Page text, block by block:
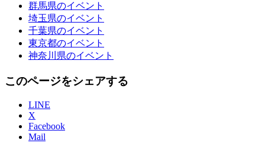
群馬県のイベント
埼玉県のイベント
千葉県のイベント
東京都のイベント
神奈川県のイベント
このページをシェアする
LINE
X
Facebook
Mail